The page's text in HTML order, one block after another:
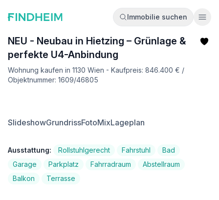
Immobilie suchen
NEU - Neubau in Hietzing – Grünlage &
perfekte U4-Anbindung
Wohnung kaufen in 1130 Wien - Kaufpreis: 846.400 € /
Objektnummer: 1609/46805
SlideshowGrundrissFotoMixLageplan
Ausstattung: Rollstuhlgerecht Fahrstuhl
Bad
Garage
Parkplatz Fahrradraum
Abstellraum
Balkon
Terrasse